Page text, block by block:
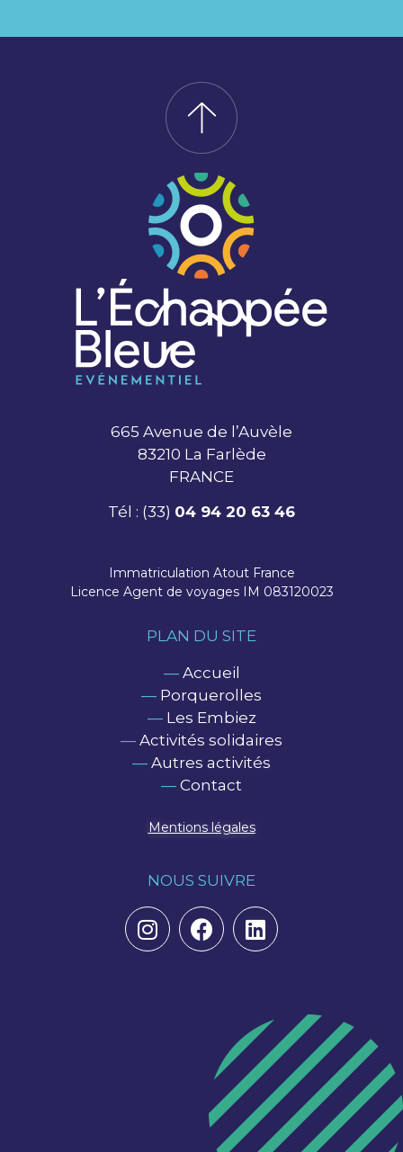
665 Avenue de l’Auvèle
83210 La Farlède
FRANCE
Tél : (33) 04 94 20 63 46
Immatriculation Atout France
Licence Agent de voyages IM 083120023
PLAN DU SITE
— Accueil
— Porquerolles
— Les Embiez
— Activités solidaires
— Autres activités
— Contact
Mentions légales
NOUS SUIVRE